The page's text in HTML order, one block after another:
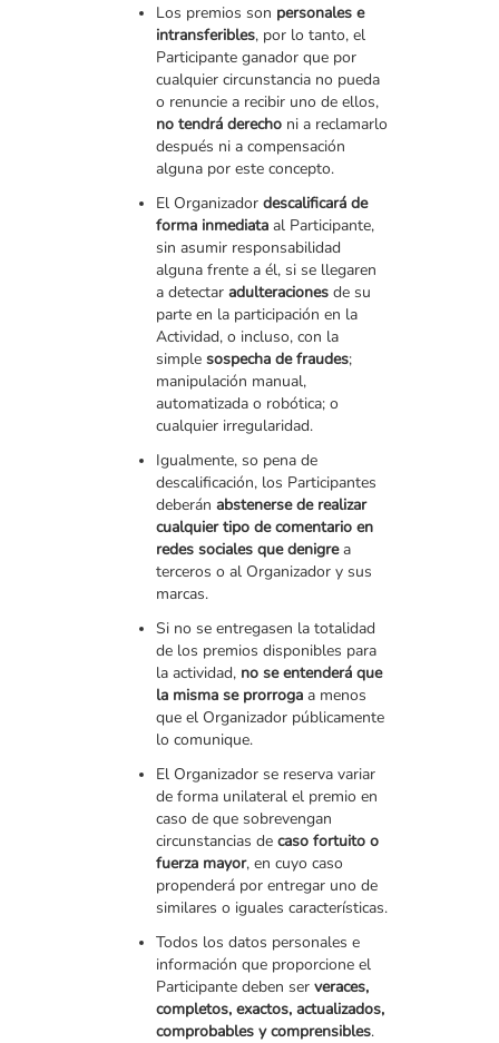
Los premios son personales e
intransferibles, por lo tanto, el
Participante ganador que por
cualquier circunstancia no pueda
o renuncie a recibir uno de ellos,
no tendrá derecho ni a reclamarlo
después ni a compensación
alguna por este concepto.
El Organizador descalificará de
forma inmediata al Participante,
sin asumir responsabilidad
alguna frente a él, si se llegaren
a detectar adulteraciones de su
parte en la participación en la
Actividad, o incluso, con la
simple sospecha de fraudes;
manipulación manual,
automatizada o robótica; o
cualquier irregularidad.
Igualmente, so pena de
descalificación, los Participantes
deberán abstenerse de realizar
cualquier tipo de comentario en
redes sociales que denigrea
terceros o al Organizador y sus
marcas.
Si no se entregasen la totalidad
de los premios disponibles para
la actividad, no se entenderá que
la misma se prorroga a menos
que el Organizador públicamente
lo comunique.
El Organizador se reserva variar
de forma unilateral el premio en
caso de que sobrevengan
circunstancias de caso fortuito o
fuerza mayor, en cuyo caso
propenderá por entregar uno de
similares o iguales características.
Todos los datos personales e
información que proporcione el
Participante deben ser veraces,
completos, exactos, actualizados,
comprobables y comprensibles.